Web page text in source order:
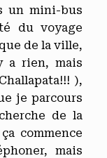
un mini-bus
du voyage
de la ville,
a rien, mais
),
je parcours
de la
commence
mais